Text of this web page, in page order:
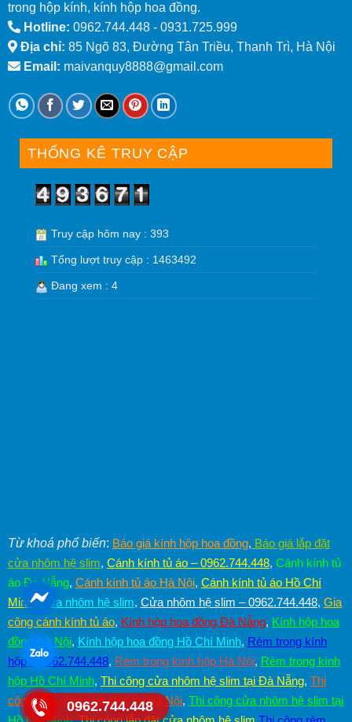
trong hộp kính, kính hộp hoa đồng.
Hotline: 0962.744.448 - 0931.725.999
Địa chỉ: 85 Ngõ 83, Đường Tân Triều, Thanh Trì, Hà Nội
Email: maivanquy8888@gmail.com
THỐNG KÊ TRUY CẬP
Truy cập hôm nay : 393
Tổng lượt truy cập : 1463492
Đang xem : 4
Từ khoá phổ biến: Báo giá kính hộp hoa đồng, Báo giá lắp đặt
cửa nhôm hệ slim, Cánh kính tủ áo – 0962.744.448, Cánh kính tủ
áo Đà Nẵng, Cánh kính tủ áo Hà Nội, Cánh kính tủ áo Hồ Chí
Minh,Cửa nhôm hệ slim, Cửa nhôm hệ slim – 0962.744.448, Gia
công cánh kính tủ áo, Kính hộp hoa đồng Đà Nẵng, Kính hộp hoa
đồng Hà Nội, Kính hộp hoa đồng Hồ Chí Minh, Rèm trong kính
hộp – 0962.744.448, Rèm trong kính hộp Hà Nội, Rèm trong kính
hộp Hồ Chí Minh, Thi công cửa nhôm hệ slim tại Đà Nẵng, Thi
công cửa nhôm hệ slim tại Hà Nội, Thi công cửa nhôm hệ slim tại
0962.744.448